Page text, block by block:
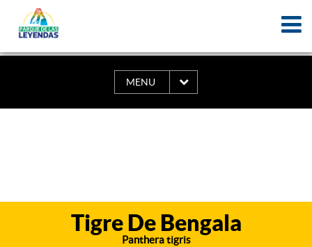
MENU
Tigre De Bengala
Panthera tigris